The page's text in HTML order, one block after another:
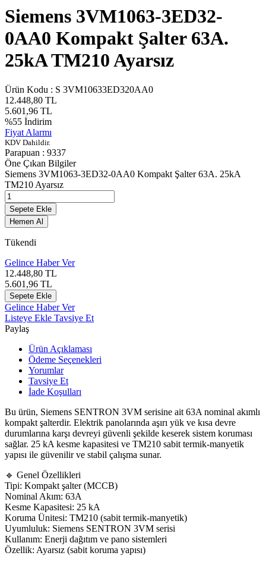
Siemens 3VM1063-3ED32-
0AA0 Kompakt Şalter 63A.
25kA TM210 Ayarsız
Ürün Kodu : S 3VM10633ED320AA0
12.448,80 TL
5.601,96 TL
%55 İndirim
Fiyat Alarmı
KDV Dahildir.
Parapuan : 9337
Öne Çıkan Bilgiler
Siemens 3VM1063-3ED32-0AA0 Kompakt Şalter 63A. 25kA
TM210 Ayarsız
Sepete Ekle
Hemen Al
Tükendi
Gelince Haber Ver
12.448,80 TL
5.601,96 TL
Sepete Ekle
Gelince Haber Ver
Listeye Ekle Tavsiye Et
Paylaş
Ürün Açıklaması
Ödeme Seçenekleri
Yorumlar
Tavsiye Et
İade Koşulları
Bu ürün, Siemens SENTRON 3VM serisine ait 63A nominal akımlı
kompakt şalterdir. Elektrik panolarında aşırı yük ve kısa devre
durumlarına karşı devreyi güvenli şekilde keserek sistem koruması
sağlar. 25 kA kesme kapasitesi ve TM210 sabit termik-manyetik
yapısı ile güvenilir ve stabil çalışma sunar.
🔹 Genel Özellikleri
Tipi: Kompakt şalter (MCCB)
Nominal Akım: 63A
Kesme Kapasitesi: 25 kA
Koruma Ünitesi: TM210 (sabit termik-manyetik)
Uyumluluk: Siemens SENTRON 3VM serisi
Kullanım: Enerji dağıtım ve pano sistemleri
Özellik: Ayarsız (sabit koruma yapısı)